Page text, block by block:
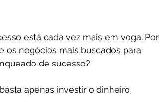
está cada vez mais em voga. Por
os negócios mais buscados para
de sucesso?
apenas investir o dinheiro